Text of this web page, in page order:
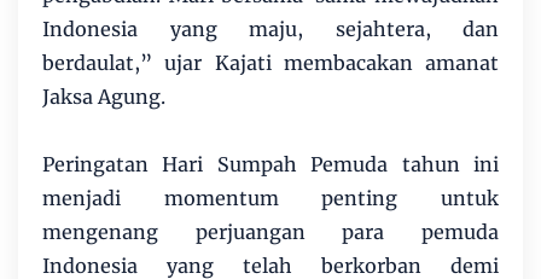
Indonesia yang maju, sejahtera, dan
berdaulat,” ujar Kajati membacakan amanat
Jaksa Agung.
Peringatan Hari Sumpah Pemuda tahun ini
menjadi momentum penting untuk
mengenang perjuangan para pemuda
Indonesia yang telah berkorban demi